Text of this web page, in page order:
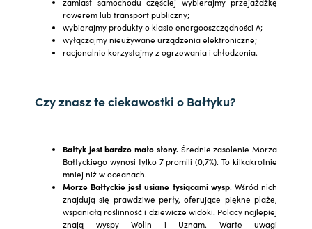
rowerem lub transport publiczny;
wybierajmy produkty o klasie energooszczędności A;
wyłączajmy nieużywane urządzenia elektroniczne;
racjonalnie korzystajmy z ogrzewania i chłodzenia.
Czy znasz te ciekawostki o Bałtyku?
Bałtyk jest bardzo mało słony.Średnie zasolenie Morza
Bałtyckiego wynosi tylko 7 promili (0,7%). To kilkakrotnie
mniej niż w oceanach.
Morze Bałtyckie jest usiane tysiącami wysp. Wśród nich
znajdują się prawdziwe perły, oferujące piękne plaże,
wspaniałą roślinność i dziewicze widoki. Polacy najlepiej
znają wyspy Wolin i Uznam. Warte uwagi